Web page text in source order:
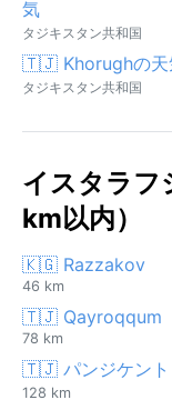
気
タジキスタン共和国
🇹🇯 Khorughの天
タジキスタン共和国
イスタラフ
km以内）
🇰🇬 Razzakov
46 km
🇹🇯 Qayroqqum
78 km
🇹🇯 パンジケント
128 km